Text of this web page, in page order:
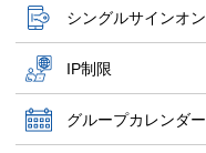
シングルサインオン
IP制限
グループカレンダー